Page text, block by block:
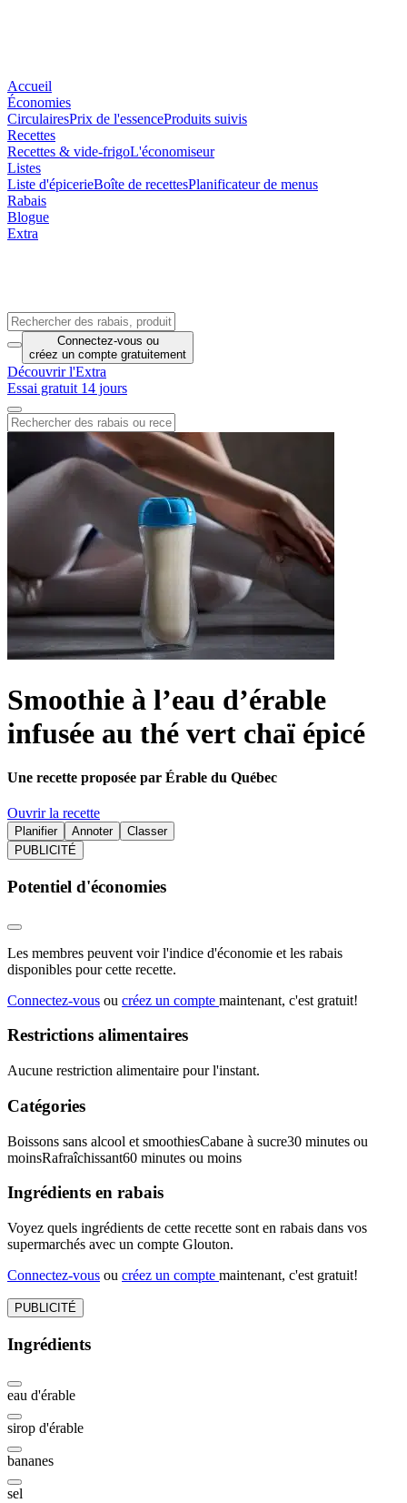
Accueil
Économies
CirculairesPrix de l'essenceProduits suivis
Recettes
Recettes & vide-frigoL'économiseur
Listes
Liste d'épicerieBoîte de recettesPlanificateur de menus
Rabais
Blogue
Extra
Connectez-vous ou
créez un compte gratuitement
Découvrir l'Extra
Essai gratuit 14 jours
Smoothie à l’eau d’érable
infusée au thé vert chaï épicé
Une recette proposée par Érable du Québec
Ouvrir la recette
Planifier Annoter
Classer
PUBLICITÉ
Potentiel d'économies
Les membres peuvent voir l'indice d'économie et les rabais
disponibles pour cette recette.
Connectez-vous ou créez un compte maintenant, c'est gratuit!
Restrictions alimentaires
Aucune restriction alimentaire pour l'instant.
Catégories
Boissons sans alcool et smoothiesCabane à sucre30 minutes ou
moinsRafraîchissant60 minutes ou moins
Ingrédients en rabais
Voyez quels ingrédients de cette recette sont en rabais dans vos
supermarchés avec un compte Glouton.
Connectez-vous ou créez un compte maintenant, c'est gratuit!
PUBLICITÉ
Ingrédients
eau d'érable
sirop d'érable
bananes
sel